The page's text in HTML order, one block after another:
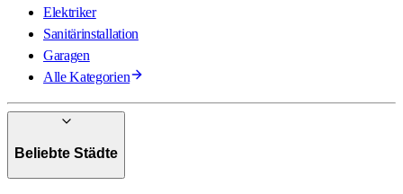
Elektriker
Sanitärinstallation
Garagen
Alle Kategorien
Beliebte Städte